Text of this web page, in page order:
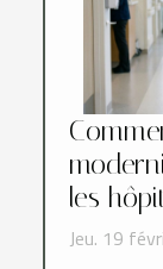
les
Jeu. 19